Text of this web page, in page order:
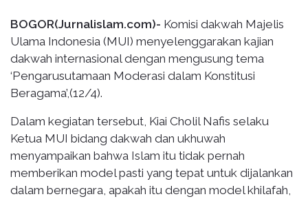
BOGOR(Jurnalislam.com)- Komisi dakwah Majelis
Ulama Indonesia (MUI) menyelenggarakan kajian
dakwah internasional dengan mengusung tema
‘Pengarusutamaan Moderasi dalam Konstitusi
Beragama’,(12/4).
Dalam kegiatan tersebut, Kiai Cholil Nafis selaku
Ketua MUI bidang dakwah dan ukhuwah
menyampaikan bahwa Islam itu tidak pernah
memberikan model pasti yang tepat untuk dijalankan
dalam bernegara, apakah itu dengan model khilafah,